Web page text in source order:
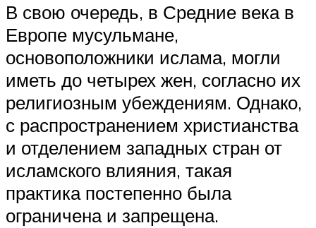
В свою очередь, в Средние века в
Европе мусульмане,
основоположники ислама, могли
иметь до четырех жен, согласно их
религиозным убеждениям. Однако,
с распространением христианства
и отделением западных стран от
исламского влияния, такая
практика постепенно была
ограничена и запрещена.